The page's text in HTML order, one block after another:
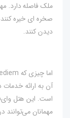
ملک فاصله دارد.
دیدن کنند.
آن به ارائه
است. این هتل
مهمانان می‌توانند